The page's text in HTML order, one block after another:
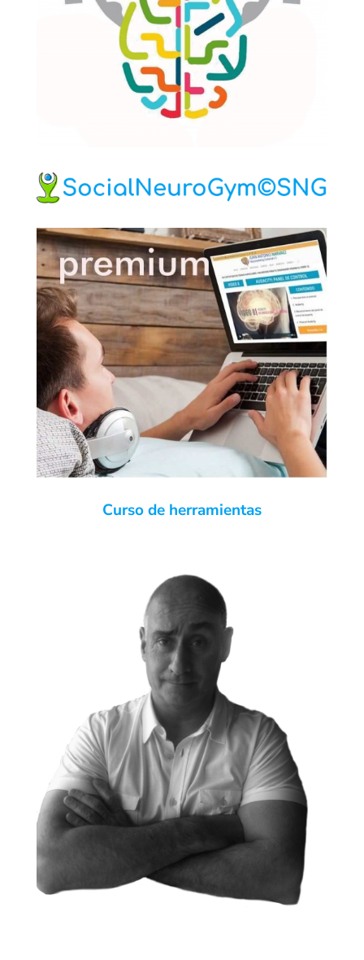
Curso de herramientas